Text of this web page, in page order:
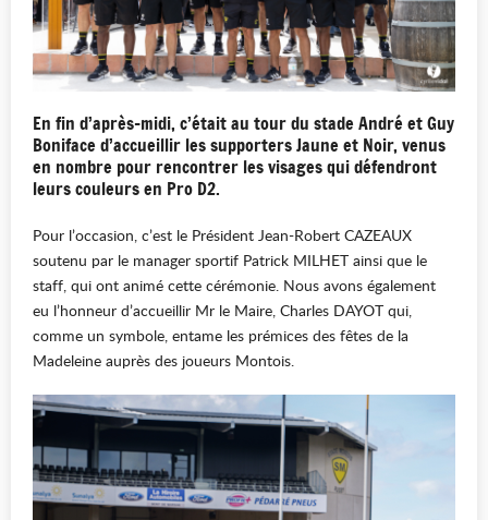
En fin d’après-midi, c’était au tour du stade André et Guy
Boniface d’accueillir les supporters Jaune et Noir, venus
en nombre pour rencontrer les visages qui défendront
leurs couleurs en Pro D2.
Pour l’occasion, c’est le Président Jean-Robert CAZEAUX
soutenu par le manager sportif Patrick MILHET ainsi que le
staff, qui ont animé cette cérémonie. Nous avons également
eu l’honneur d’accueillir Mr le Maire, Charles DAYOT qui,
comme un symbole, entame les prémices des fêtes de la
Madeleine auprès des joueurs Montois.